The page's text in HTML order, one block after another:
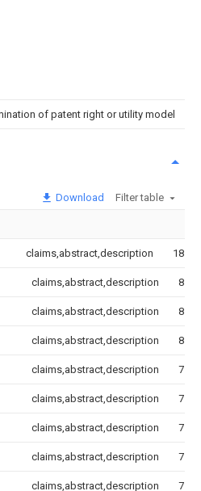
of patent right or utility model
Download Filter table
claims,abstract,description 18
claims,abstract,description 8
claims,abstract,description 8
claims,abstract,description 8
claims,abstract,description 7
claims,abstract,description 7
claims,abstract,description 7
claims,abstract,description 7
claims,abstract,description 7